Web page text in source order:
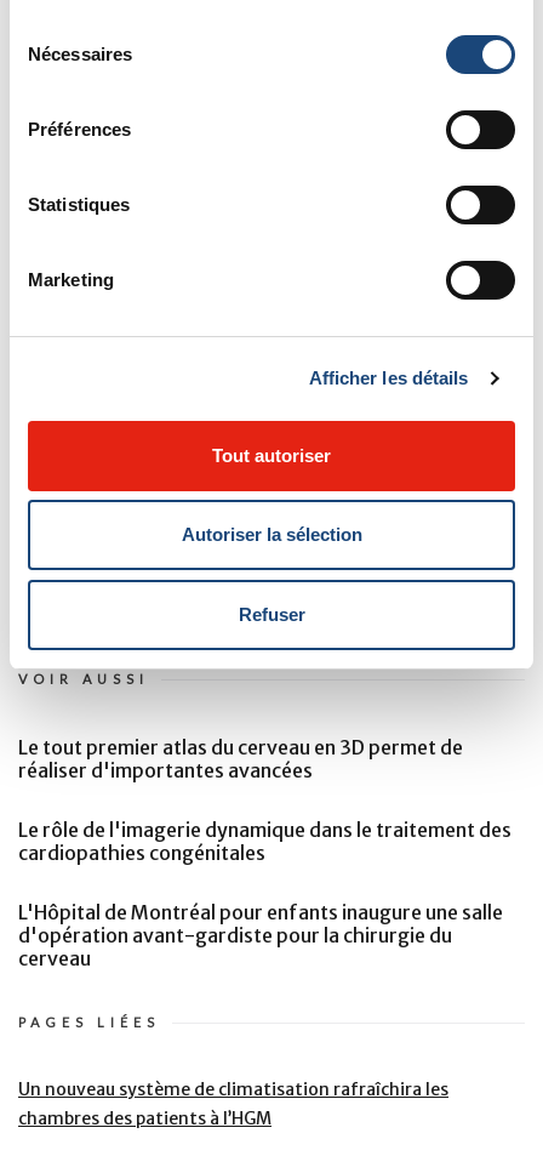
Nécessaires
Préférences
Statistiques
Marketing
Afficher les détails
Tout autoriser
Autoriser la sélection
Refuser
VOIR AUSSI
Le tout premier atlas du cerveau en 3D permet de
réaliser d'importantes avancées
Le rôle de l'imagerie dynamique dans le traitement des
cardiopathies congénitales
L'Hôpital de Montréal pour enfants inaugure une salle
d'opération avant-gardiste pour la chirurgie du
cerveau
PAGES LIÉES
Un nouveau système de climatisation rafraîchira les
chambres des patients à l’HGM